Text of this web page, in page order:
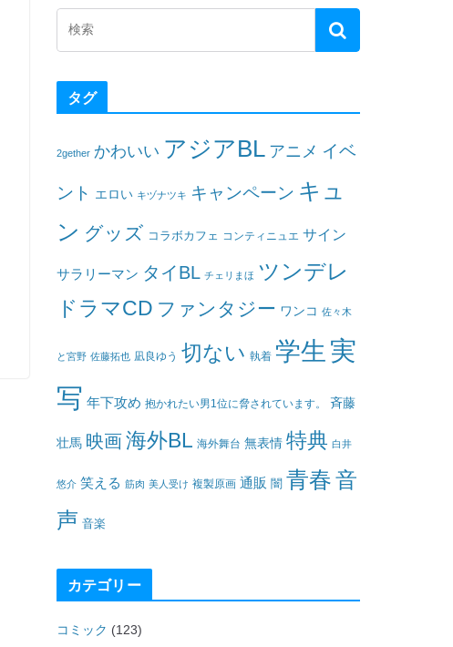
タグ
2gether かわいい アジアBL アニメ イベ
ント エロい キヅナツキ キャンペーン キュ
ン グッズ コラボカフェ コンティニュエ サイン
サラリーマン タイBL チェリまほ ツンデレ
ドラマCD ファンタジー ワンコ 佐々木
と宮野 佐藤拓也 凪良ゆう 切ない 執着 学生 実
写 年下攻め 抱かれたい男1位に脅されています。 斉藤
壮馬 映画海外BL 海外舞台 無表情 特典 白井
悠介 笑える 筋肉 美人受け 複製原画 通販 闇 青春音
声 音楽
カテゴリー
コミック (123)